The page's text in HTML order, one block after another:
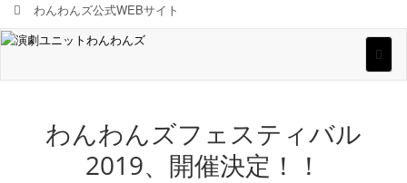
わんわんズ公式WEBサイト
わんわんズフェスティバル
2019、開催決定！！